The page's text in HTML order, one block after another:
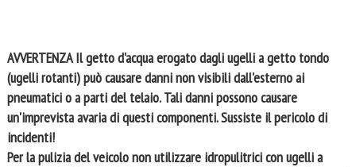
AVVERTENZAIl getto d'acqua erogato dagli ugelli a getto tondo
(ugelli rotanti) può causare danni non visibili dall'esterno ai
pneumatici o a parti del telaio. Tali danni possono causare
un'imprevista avaria di questi componenti. Sussiste il pericolo di
incidenti!
Per la pulizia del veicolo non utilizzare idropulitrici con ugelli a